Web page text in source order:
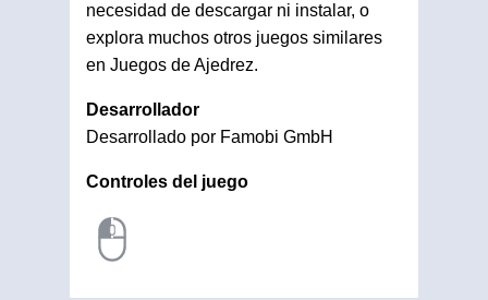
necesidad de descargar ni instalar, o
explora muchos otros juegos similares
en Juegos de Ajedrez.
Desarrollador
Desarrollado por Famobi GmbH
Controles del juego